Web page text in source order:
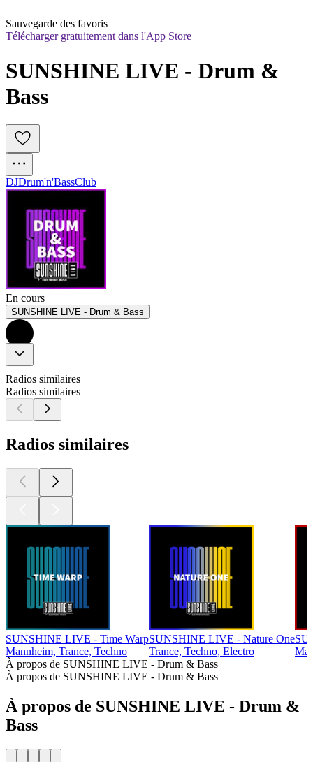
Sauvegarde des favoris
Télécharger gratuitement dans l'App Store
SUNSHINE LIVE - Drum &
Bass
DJDrum'n'BassClub
En cours
SUNSHINE LIVE - Drum & Bass
Radios similaires
Radios similaires
Radios similaires
SUNSHINE LIVE - Time Warp
Mannheim, Trance, Techno
SUNSHINE LIVE - Nature One
Trance, Techno, Electro
À propos de SUNSHINE LIVE - Drum & Bass
À propos de SUNSHINE LIVE - Drum & Bass
À propos de SUNSHINE LIVE - Drum &
Bass